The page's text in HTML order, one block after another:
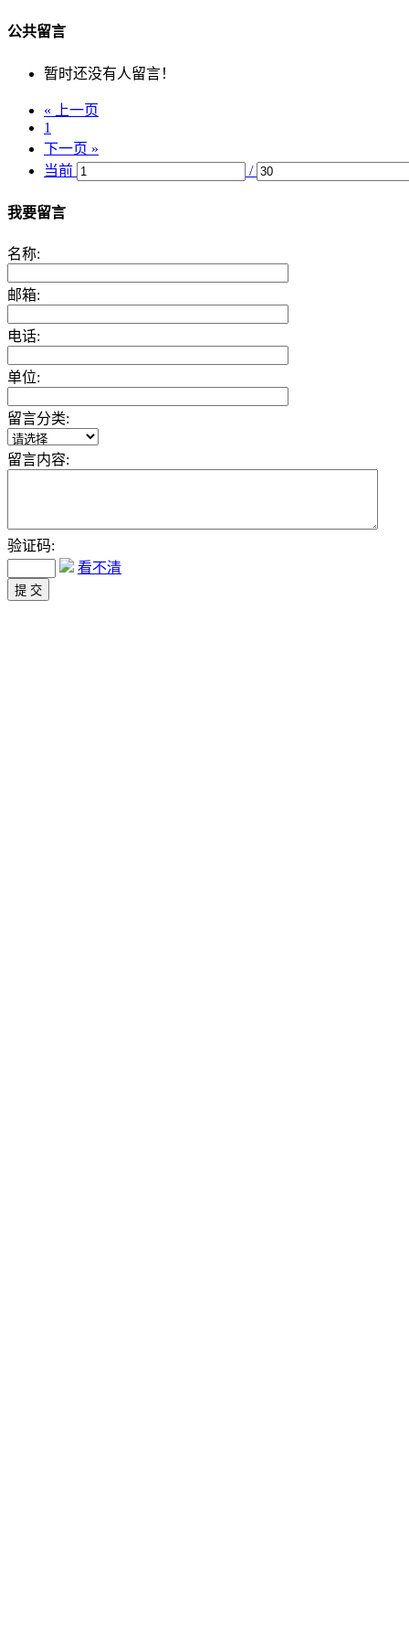
公共留言
暂时还没有人留言！
« 上一页
1
下一页 »
当前
/
我要留言
名称:
邮箱:
电话:
单位:
留言分类:
留言内容:
验证码:
看不清